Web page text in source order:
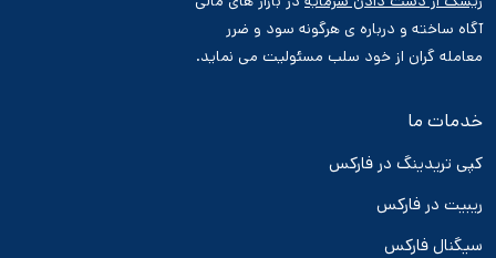
آگاه ساخته و درباره ی هرگونه سود و ضرر
معامله گران از خود سلب مسئولیت می نماید.
خدمات ما
کپی تریدینگ در فارکس
ریبیت در فارکس
سیگنال فارکس